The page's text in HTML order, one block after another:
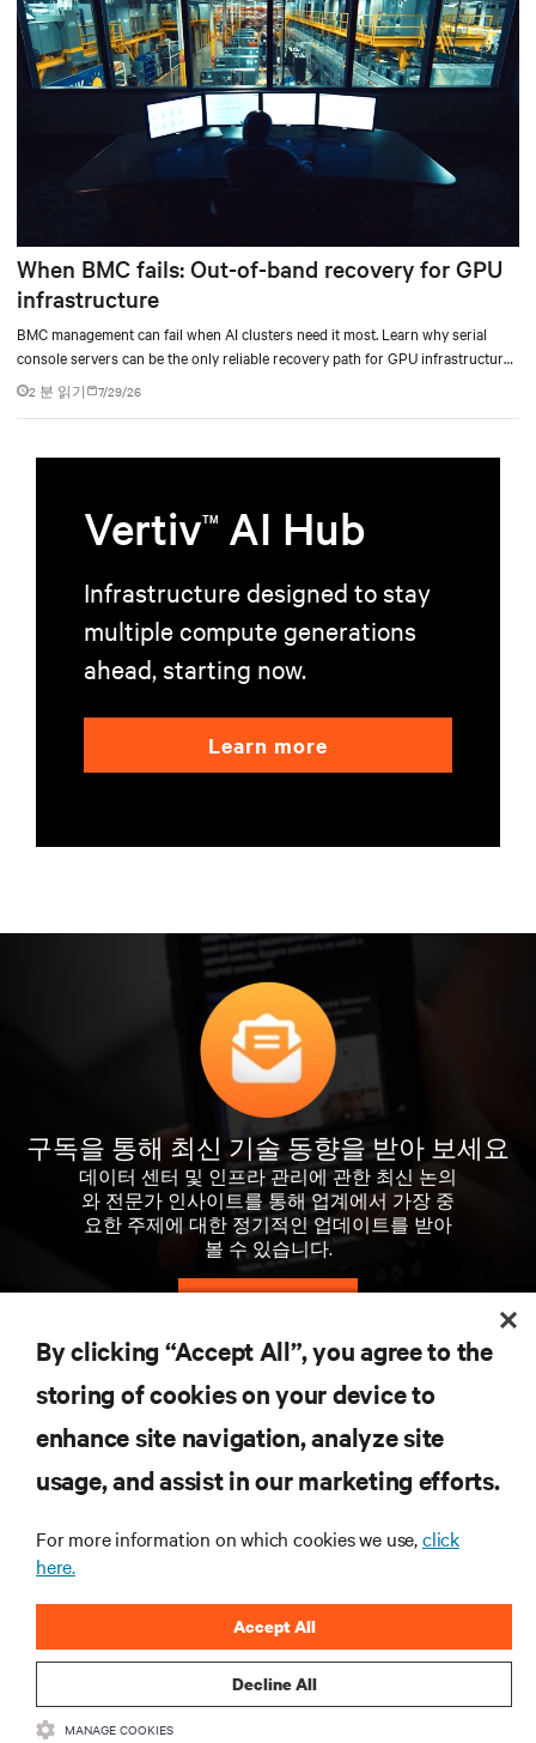
When BMC fails: Out-of-band recovery for GPU
infrastructure
BMC management can fail when AI clusters need it most. Learn why serial
console servers can be the only reliable recovery path for GPU infrastructure
at scale.
2 분 읽기 7/29/26
VertivTM AI Hub
Infrastructure designed to stay
multiple compute generations
ahead, starting now.
Learn more
구독을 통해 최신 기술 동향을 받아 보세요
데이터 센터 및 인프라 관리에 관한 최신 논의
와 전문가 인사이트를 통해 업계에서 가장 중
요한 주제에 대한 정기적인 업데이트를 받아
볼 수 있습니다.
자료
지원
기업
By clicking “Accept All”, you agree to the
storing of cookies on your device to
enhance site navigation, analyze site
usage, and assist in our marketing efforts.
For more information on which cookies we use,click
here.
Decline All
Accept All
MANAGE COOKIES